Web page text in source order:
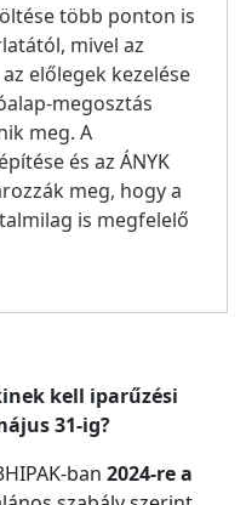
több ponton is
mivel az
előlegek kezelése
megosztás
meg. A
és az ÁNYK
meg, hogy a
is megfelelő
kell iparűzési
31-ig?
ban 2024-re a